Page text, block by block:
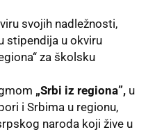
svojih nadležnosti,
stipendija u okviru
za školsku
„Srbi iz regiona”, u
i Srbima u regionu,
naroda koji žive u